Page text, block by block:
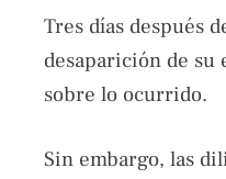
Tres días después
desaparición de su
sobre lo ocurrido.
Sin embargo, las